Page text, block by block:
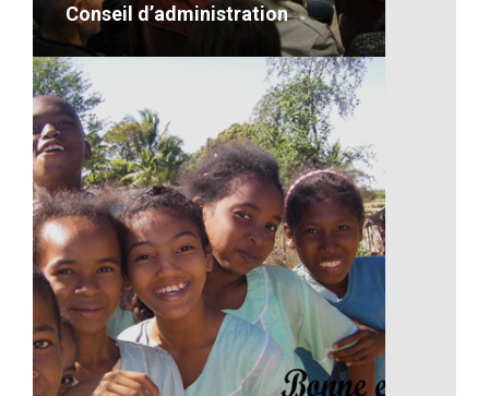
Conseil d’administration
Conseil d’administration